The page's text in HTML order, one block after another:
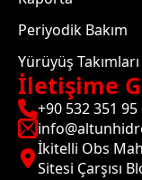
Periyodik Bakım
Yürüyüş Takımları
İletişime
+90 532 351 95
İkitelli Obs
Sitesi Çarşısı